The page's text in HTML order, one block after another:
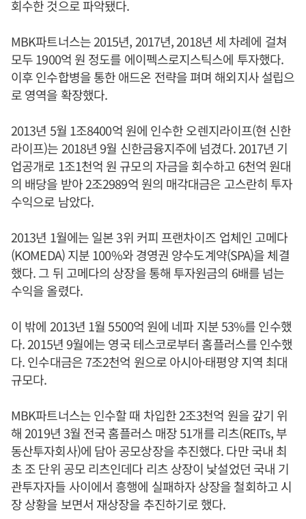
회수한 것으로 파악됐다.
MBK파트너스는 2015년, 2017년, 2018년 세 차례에 걸쳐
모두 1900억 원 정도를 에이펙스로지스틱스에 투자했다.
이후 인수합병을 통한 애드온 전략을 펴며 해외지사 설립으
로 영역을 확장했다.
2013년 5월 1조8400억 원에 인수한 오렌지라이프(현 신한
라이프)는 2018년 9월 신한금융지주에 넘겼다. 2017년 기
업공개로 1조1천억 원 규모의 자금을 회수하고 6천억 원대
의 배당을 받아 2조2989억 원의 매각대금은 고스란히 투자
수익으로 남았다.
2013년 1월에는 일본 3위 커피 프랜차이즈 업체인 고메다
(KOMEDA) 지분 100%와 경영권 양수도계약(SPA)을 체결
했다. 그 뒤 고메다의 상장을 통해 투자원금의 6배를 넘는
수익을 올렸다.
이 밖에 2013년 1월 5500억 원에 네파 지분 53%를 인수했
다. 2015년 9월에는 영국 테스코로부터 홈플러스를 인수했
다. 인수대금은 7조2천억 원으로 아시아·태평양 지역 최대
규모다.
MBK파트너스는 인수할 때 차입한 2조3천억 원을 갚기 위
해 2019년 3월 전국 홈플러스 매장 51개를 리츠(REITs, 부
동산투자회사)에 담아 공모상장을 추진했다. 다만 국내 최
초 조 단위 공모 리츠인데다 리츠 상장이 낯설었던 국내 기
관투자자들 사이에서 흥행에 실패하자 상장을 철회하고 시
장 상황을 보면서 재상장을 추진하기로 했다.